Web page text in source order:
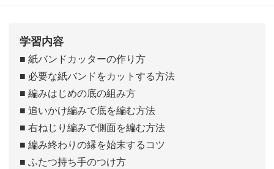
学習内容
■ 紙バンドカッターの作り方
■ 必要な紙バンドをカットする方法
■ 編みはじめの底の組み方
■ 追いかけ編みで底を編む方法
■ 右ねじり編みで側面を編む方法
■ 編み終わりの縁を始末するコツ
■ ふたつ持ち手のつけ方